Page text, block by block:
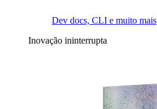
Dev docs, CLI e muito mais
Inovação ininterrupta